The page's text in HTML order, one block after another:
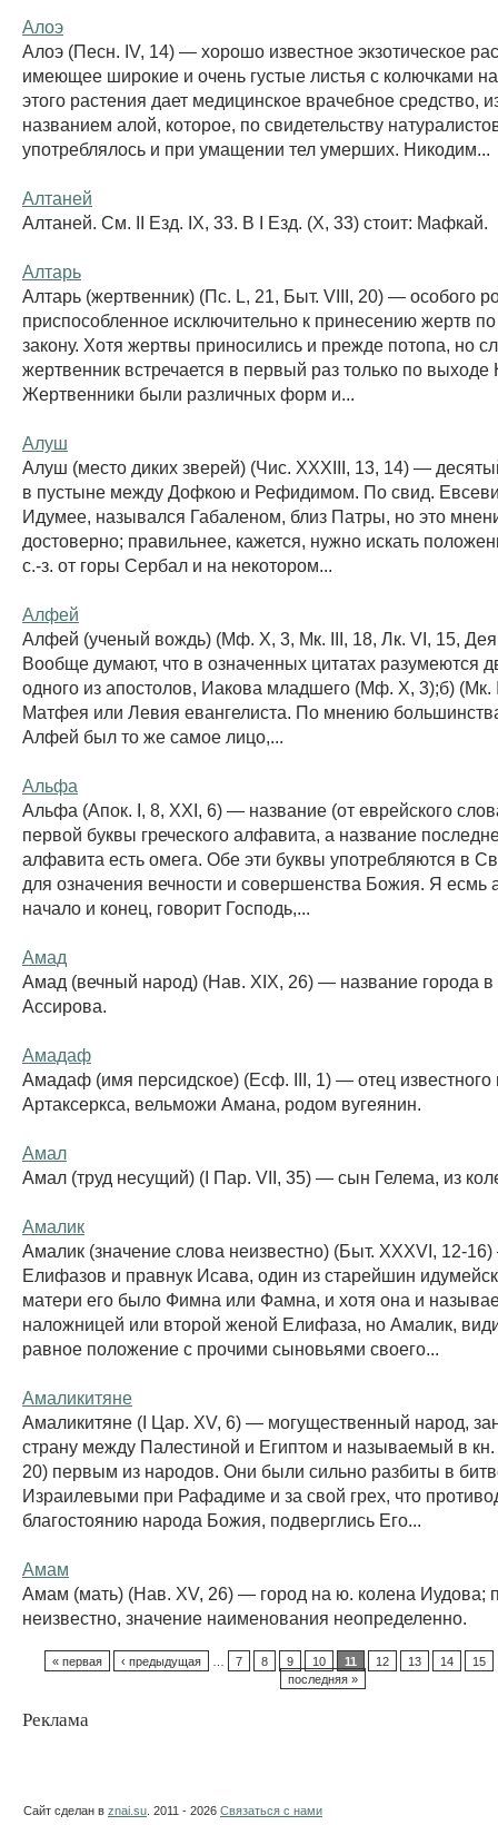
Алоэ
Алоэ (Песн. IV, 14) — хорошо известное экзотическое
имеющее широкие и очень густые листья с колючками
этого растения дает медицинское врачебное средство,
названием алой, которое, по свидетельству
употреблялось и при умащении тел умерших. Никодим...
Алтаней
Алтаней. См. II Езд. IX, 33. В I Езд. (X, 33) стоит: Мафкай.
Алтарь
Алтарь (жертвенник) (Пс. L, 21, Быт. VIII, 20) — особого
приспособленное исключительно к принесению жертв
закону. Хотя жертвы приносились и прежде потопа, но
жертвенник встречается в первый раз только по выходе
Жертвенники были различных форм и...
Алуш
Алуш (место диких зверей) (Чис. XXXIII, 13, 14) —
в пустыне между Дофкою и Рефидимом. По свид.
Идумее, назывался Габаленом, близ Патры, но это
достоверно; правильнее, кажется, нужно искать
с.-з. от горы Сербал и на некотором...
Алфей
Алфей (ученый вождь) (Мф. X, 3, Мк. III, 18, Лк. VI, 15,
Вообще думают, что в означенных цитатах разумеются
одного из апостолов, Иакова младшего (Мф. X, 3);б)
Матфея или Левия евангелиста. По мнению
Алфей был то же самое лицо,...
Альфа
Альфа (Апок. I, 8, XXI, 6) — название (от еврейского
первой буквы греческого алфавита, а название
алфавита есть омега. Обе эти буквы употребляются в
для означения вечности и совершенства Божия. Я есмь
начало и конец, говорит Господь,...
Амад
Амад (вечный народ) (Нав. XIX, 26) — название города в
Ассирова.
Амадаф
Амадаф (имя персидское) (Есф. III, 1) — отец известного
Артаксеркса, вельможи Амана, родом вугеянин.
Амал
Амал (труд несущий) (I Пар. VII, 35) — сын Гелема, из
Амалик
Амалик (значение слова неизвестно) (Быт. XXXVI, 12-
Елифазов и правнук Исава, один из старейшин
матери его было Фимна или Фамна, и хотя она и
наложницей или второй женой Елифаза, но Амалик,
равное положение с прочими сыновьями своего...
Амаликитяне
Амаликитяне (I Цар. XV, 6) — могущественный народ,
страну между Палестиной и Египтом и называемый в
20) первым из народов. Они были сильно разбиты в
Израилевыми при Рафадиме и за свой грех, что
благостоянию народа Божия, подверглись Его...
Амам
Амам (мать) (Нав. XV, 26) — город на ю. колена Иудова;
неизвестно, значение наименования неопределенно.
« первая ‹ предыдущая 7 8 9 10 11 12 13 14 15
последняя »
Реклама
Сайт сделан в znai.su . 2011 - 2026 Связаться с нами